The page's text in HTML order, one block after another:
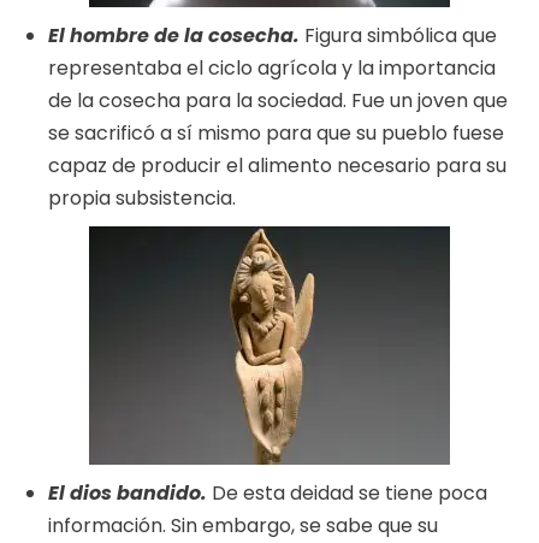
El hombre de la cosecha. Figura simbólica que
representaba el ciclo agrícola y la importancia
de la cosecha para la sociedad. Fue un joven que
se sacrificó a sí mismo para que su pueblo fuese
capaz de producir el alimento necesario para su
propia subsistencia.
El dios bandido. De esta deidad se tiene poca
información. Sin embargo, se sabe que su